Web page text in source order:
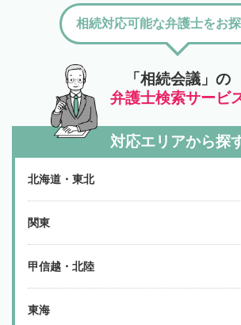
「相続会議」の
弁護士検索サービ
相続対応可能な弁護士をお
対応エリアから探
北海道・東北
関東
甲信越・北陸
東海